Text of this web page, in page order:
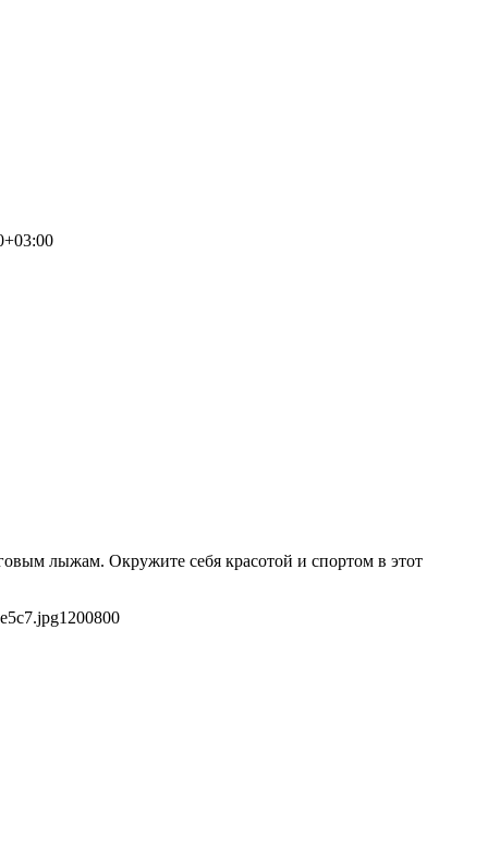
лыжам. Окружите себя красотой и спортом в этот
1200800